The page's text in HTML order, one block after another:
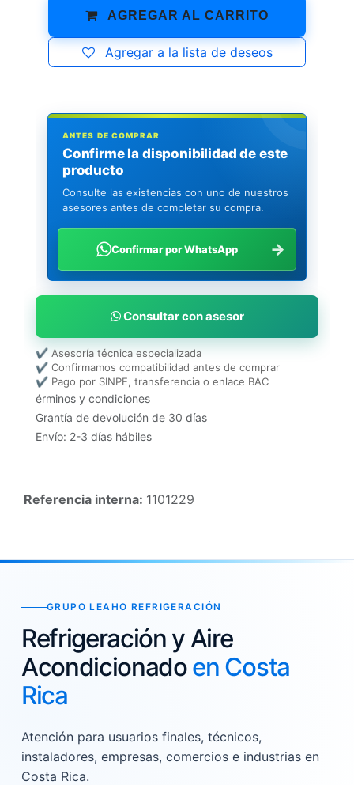
AGREGAR AL CARRITO
Agregar a la lista de deseos
ANTES DE COMPRAR
Confirme la disponibilidad de este
producto
Consulte las existencias con uno de nuestros
asesores antes de completar su compra.
Confirmar por WhatsApp →
Consultar con asesor
✔ Asesoría técnica especializada
✔ Confirmamos compatibilidad antes de comprar
✔ Pago por SINPE, transferencia o enlace BAC
érminos y condiciones
Grantía de devolución de 30 días
Envío: 2-3 días hábiles
Referencia interna: 1101229
GRUPO LEAHO REFRIGERACIÓN
Refrigeración y Aire
Acondicionadoen Costa
Rica
Atención para usuarios finales, técnicos,
instaladores, empresas, comercios e industrias en
Costa Rica.